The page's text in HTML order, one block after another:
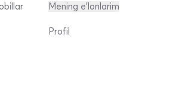
Mening e'lonlarim
Profil